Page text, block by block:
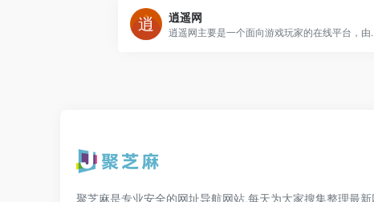
逍遥网
逍遥网主要是一个面向游戏玩家的在线
聚芝麻是专业安全的网址导航网站,每天为大家搜集整理最新